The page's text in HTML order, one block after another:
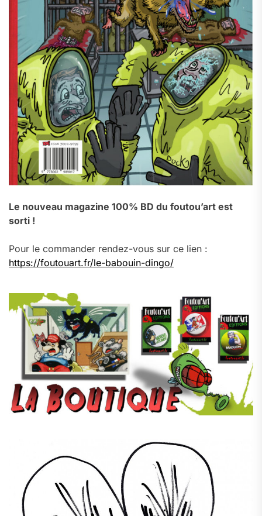
Le nouveau magazine 100% BD du foutou’art est
sorti !
Pour le commander rendez-vous sur ce lien :
https://foutouart.fr/le-babouin-dingo/